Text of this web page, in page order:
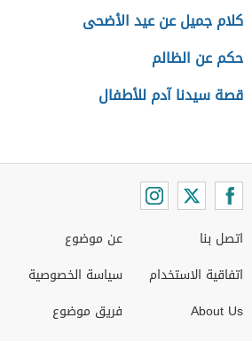
كلام جميل عن عيد الأضحى
حكم عن الظالم
قصة سيدنا آدم للأطفال
اتصل بنا
اتفاقية الاستخدام
About Us
عن موضوع
سياسة الخصوصية
فريق موضوع